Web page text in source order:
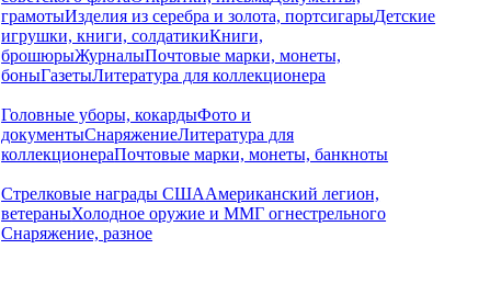
грамотыИзделия из серебра и золота, портсигарыДетские
игрушки, книги, солдатикиКниги,
брошюрыЖурналыПочтовые марки, монеты,
боныГазетыЛитература для коллекционера
Головные уборы, кокардыФото и
документыСнаряжениеЛитература для
коллекционераПочтовые марки, монеты, банкноты
Стрелковые награды СШААмериканский легион,
ветераныХолодное оружие и ММГ огнестрельного
Снаряжение, разное